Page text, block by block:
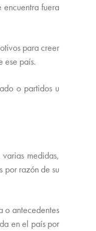
fuera
para creer
ese país.
o partidos u
medidas,
por razón de su
o antecedentes
en el país por